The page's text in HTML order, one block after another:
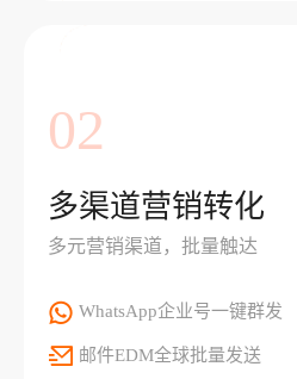
02
多渠道营销转化
多元营销渠道，批量触达
WhatsApp企业号一键群发
邮件EDM全球批量发送